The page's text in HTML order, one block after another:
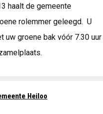
haalt de gemeente
rolemmer geleegd. U
uw groene bak vóór 7.30 uur
Heiloo